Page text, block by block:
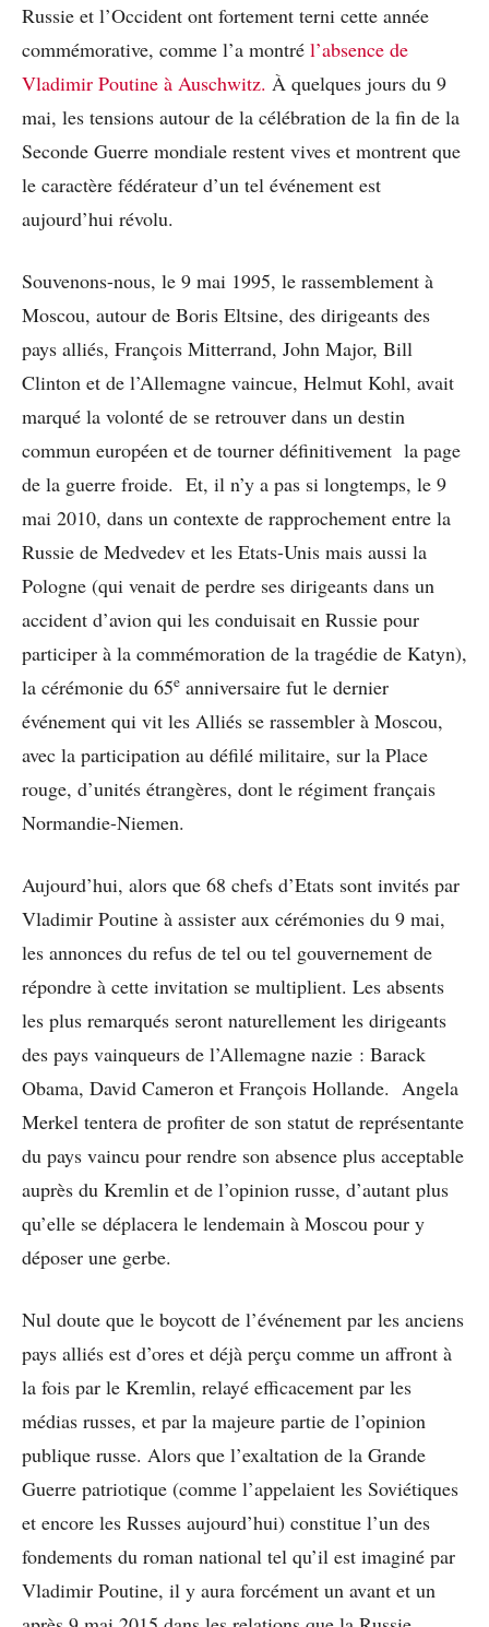
Russie et l’Occident ont fortement terni cette année
commémorative, comme l’a montré l’absence de
Vladimir Poutine à Auschwitz. À quelques jours du 9
mai, les tensions autour de la célébration de la fin de la
Seconde Guerre mondiale restent vives et montrent que
le caractère fédérateur d’un tel événement est
aujourd’hui révolu.
Souvenons-nous, le 9 mai 1995, le rassemblement à
Moscou, autour de Boris Eltsine, des dirigeants des
pays alliés, François Mitterrand, John Major, Bill
Clinton et de l’Allemagne vaincue, Helmut Kohl, avait
marqué la volonté de sе retrouver dans un destin
commun européen et de tourner définitivement la page
de la guerre froide. Et, il n’y a pas si longtemps, le 9
mai 2010, dans un contexte de rapprochement entre la
Russie de Medvedev et les Etats-Unis mais aussi la
Pologne (qui venait de perdre ses dirigeants dans un
accident d’avion qui les conduisait en Russie pour
participer à la commémoration de la tragédie de Katyn),
la cérémonie du 65e anniversaire fut le dernier
événement qui vit les Alliés se rassembler à Moscou,
avec la participation au défilé militaire, sur la Place
rouge, d’unités étrangères, dont le régiment français
Normandie-Niemen.
Aujourd’hui, alors que 68 chefs d’Etats sont invités par
Vladimir Poutine à assister aux cérémonies du 9 mai,
les annonces du refus de tel ou tel gouvernement de
répondre à cette invitation se multiplient. Les absents
les plus remarqués seront naturellement les dirigeants
des pays vainqueurs de l’Allemagne nazie : Barack
Obama, David Cameron et François Hollande. Angela
Merkel tentera de profiter de son statut de représentante
du pays vaincu pour rendre son absence plus acceptable
auprès du Kremlin et de l’opinion russe, d’autant plus
qu’elle se déplacera le lendemain à Moscou pour y
déposer une gerbe.
Nul doute que le boycott de l’événement par les anciens
pays alliés est d’ores et déjà perçu comme un affront à
la fois par le Kremlin, relayé efficacement par les
médias russes, et par la majeure partie de l’opinion
publique russe. Alors que l’exaltation de la Grande
Guerre patriotique (comme l’appelaient les Soviétiques
et encore les Russes aujourd’hui) constitue l’un des
fondements du roman national tel qu’il est imaginé par
Vladimir Poutine, il y aura forcément un avant et un